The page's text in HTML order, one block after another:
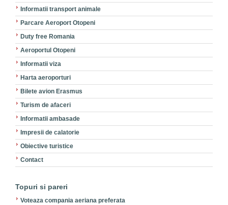
Informatii transport animale
Parcare Aeroport Otopeni
Duty free Romania
Aeroportul Otopeni
Informatii viza
Harta aeroporturi
Bilete avion Erasmus
Turism de afaceri
Informatii ambasade
Impresii de calatorie
Obiective turistice
Contact
Topuri si pareri
Voteaza compania aeriana preferata